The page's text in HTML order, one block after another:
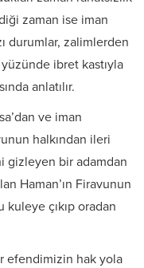
zaman ise iman
durumlar, zalimlerden
ibret kastıyla
anlatılır.
ve iman
halkından ileri
gizleyen bir adamdan
Haman’ın Firavunun
çıkıp oradan
efendimizin hak yola